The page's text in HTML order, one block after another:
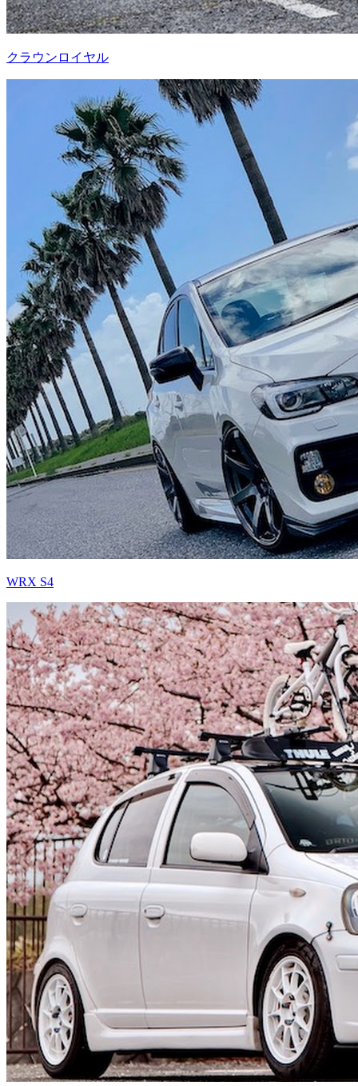
クラウンロイヤル
WRX S4